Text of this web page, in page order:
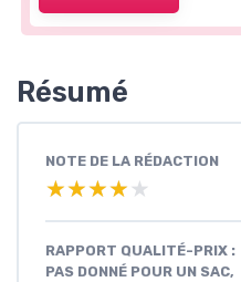
Résumé
NOTE DE LA RÉDACTION
★★★★★
★★★★★
RAPPORT QUALITÉ-PRIX :
PAS DONNÉ POUR UN SAC,